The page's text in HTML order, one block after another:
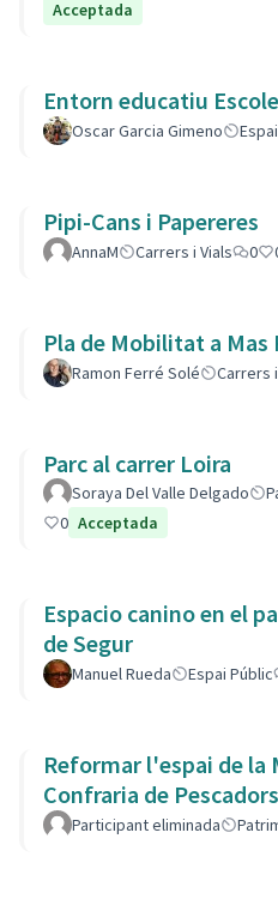
Acceptada
Entorn educatiu
Oscar Garcia Gimeno
Pipi-Cans i Papereres
AnnaM Carrers i Vials 0
Pla de Mobilitat a Mas
Ramon Ferré Solé Carrers
Parc al carrer Loira
Soraya Del Valle Delgado
0 Acceptada
Espacio canino en el
de Segur
Manuel Rueda Espai Públic
Reformar l'espai de la
Confraria de Pescadors
Participant eliminada